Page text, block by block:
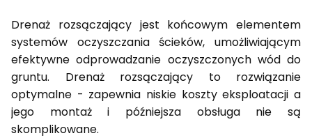
Drenaż rozsączający jest końcowym elementem
systemów oczyszczania ścieków, umożliwiającym
efektywne odprowadzanie oczyszczonych wód do
gruntu. Drenaż rozsączający to rozwiązanie
optymalne - zapewnia niskie koszty eksploatacji a
jego montaż i późniejsza obsługa nie są
skomplikowane.